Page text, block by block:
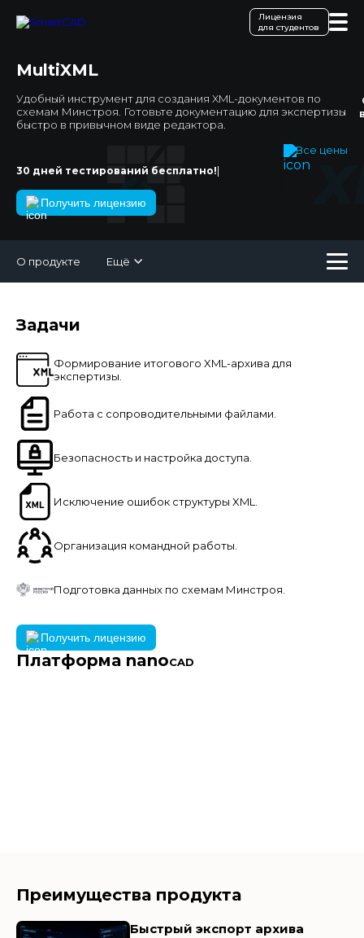
Лицензия
для студентов
MultiXML
Удобный инструмент для создания XML-документов по
схемам Минстроя. Готовьте документацию для экспертизы
быстро в привычном виде редактора.
Все цены
30 дней тестирований бесплатно!|
Получить лицензию
О продукте Ещё
Задачи
Формирование итогового XML-архива для
экспертизы.
Работа с сопроводительными файлами.
Безопасность и настройка доступа.
Исключение ошибок структуры XML.
Организация командной работы.
Подготовка данных по схемам Минстроя.
Получить лицензию
Платформа nanoCAD
Преимущества продукта
Быстрый экспорт архива